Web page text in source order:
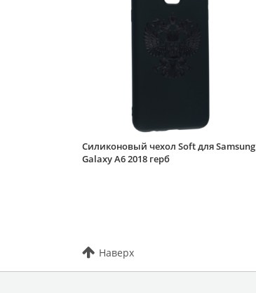
Силиконовый чехол Soft для Samsung
Galaxy A6 2018 герб
Наверх